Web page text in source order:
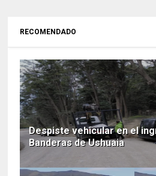
RECOMENDADO
Despiste vehicular en el
Banderas de Ushuaia